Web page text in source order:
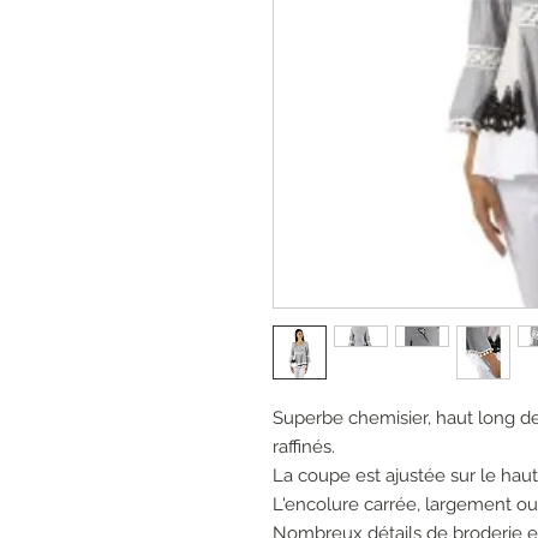
Superbe chemisier, haut long
raffinés.
La coupe est ajustée sur le
L'encolure carrée, largement
Nombreux détails de broderie